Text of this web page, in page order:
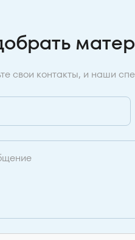
свои контакты, и наши